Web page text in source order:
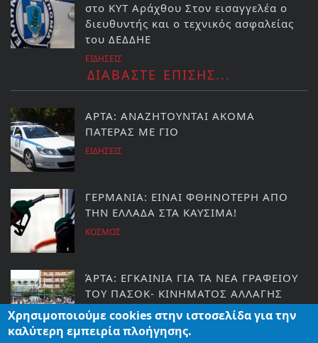
στο ΚΥΤ Αράχθου Στον εισαγγελέα ο
διευθυντής και ο τεχνικός ασφαλείας
του ΔΕΔΔΗΕ
ΕΙΔΗΣΕΙΣ
ΔΙΑΒΑΣΤΕ ΕΠΙΣΗΣ...
ΑΡΤΑ: ΑΝΑΖΗΤΟΥΝΤΑΙ ΑΚΟΜΑ
ΠΑΤΕΡΑΣ ΜΕ ΓΙΟ
ΕΙΔΗΣΕΙΣ
ΓΕΡΜΑΝΙΑ: ΕΙΝΑΙ ΦΘΗΝΟΤΕΡΗ ΑΠΟ
ΤΗΝ ΕΛΛΑΔΑ ΣΤΑ ΚΑΥΣΙΜΑ!
ΚΟΣΜΟΣ
ΆΡΤΑ: ΕΓΚΑΙΝΙΑ ΓΙΑ ΤΑ ΝΕΑ ΓΡΑΦΕΙΟΥ
ΤΟΥ ΠΑΣΟΚ- ΚΙΝΗΜΑΤΟΣ ΑΛΛΑΓΗΣ
ΕΙΔΗΣΕΙΣ
Χρησιμοποιούμε cookies στην ιστοσελίδα για την
καλύτερη εμπειρία πλοήγησης.